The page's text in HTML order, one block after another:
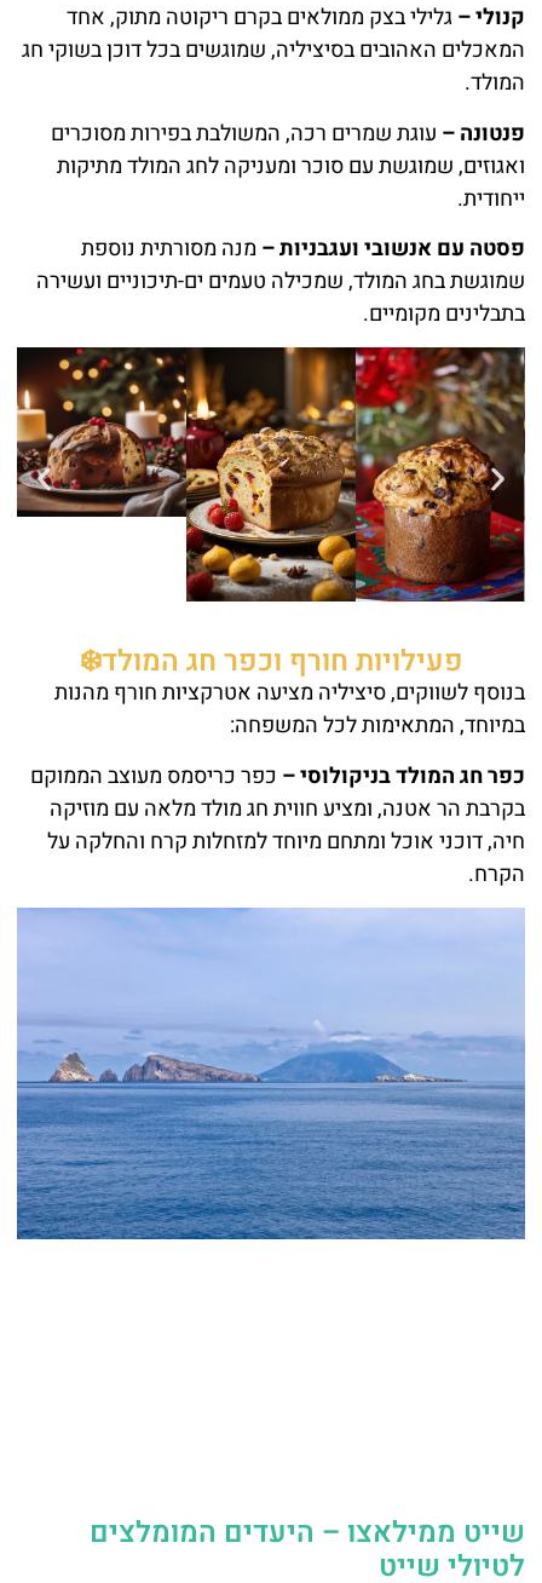
קנולי –גלילי בצק ממולאים בקרם ריקוטה מתוק, אחד
המאכלים האהובים בסיציליה, שמוגשים בכל דוכן בשוקי חג
המולד.
פנטונה – עוגת שמרים רכה, המשולבת בפירות מסוכרים
ואגוזים, שמוגשת עם סוכר ומעניקה לחג המולד מתיקות
ייחודית.
פסטה עם אנשובי ועגבניות – מנה מסורתית נוספת
שמוגשת בחג המולד, שמכילה טעמים ים-תיכוניים ועשירה
בתבלינים מקומיים.
פעילויות חורף וכפר חג המולד❄️
בנוסף לשווקים, סיציליה מציעה אטרקציות חורף מהנות
במיוחד, המתאימות לכל המשפחה:
כפר חג המולד בניקולוסי – כפר כריסמס מעוצב הממוקם
בקרבת הר אטנה, ומציע חווית חג מולד מלאה עם מוזיקה
חיה, דוכני אוכל ומתחם מיוחד למזחלות קרח והחלקה על
הקרח.
שייט ממילאצו – היעדים המומלצים
לטיולי שייט